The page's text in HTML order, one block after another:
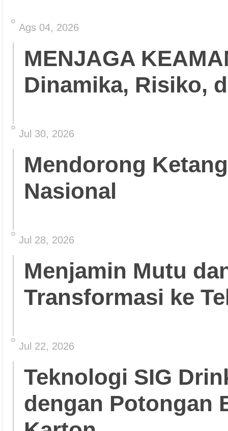
Ags 04, 2026
MENJAGA
Dinamika, Risiko,
Jul 30, 2026
Mendorong
Nasional
Jul 28, 2026
Menjamin Mutu
Transformasi ke
Jul 22, 2026
Teknologi SIG
dengan Potongan